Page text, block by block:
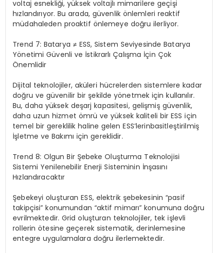
voltaj esnekliği, yüksek voltajlı mimarilere geçişi
hızlandırıyor. Bu arada, güvenlik önlemleri reaktif
müdahaleden proaktif önlemeye doğru ilerliyor.
Trend 7: Batarya ≠ ESS, Sistem Seviyesinde Batarya
Yönetimi Güvenli ve İstikrarlı Çalışma İçin Çok
Önemlidir
Dijital teknolojiler, aküleri hücrelerden sistemlere kadar
doğru ve güvenilir bir şekilde yönetmek için kullanılır.
Bu, daha yüksek deşarj kapasitesi, gelişmiş güvenlik,
daha uzun hizmet ömrü ve yüksek kaliteli bir ESS için
temel bir gereklilik haline gelen ESS’lerinbasitleştirilmiş
İşletme ve Bakımı için gereklidir.
Trend 8: Olgun Bir Şebeke Oluşturma Teknolojisi
Sistemi Yenilenebilir Enerji Sisteminin İnşasını
Hızlandıracaktır
Şebekeyi oluşturan ESS, elektrik şebekesinin “pasif
takipçisi” konumundan “aktif mimarı” konumuna doğru
evrilmektedir. Grid oluşturan teknolojiler, tek işlevli
rollerin ötesine geçerek sistematik, derinlemesine
entegre uygulamalara doğru ilerlemektedir.